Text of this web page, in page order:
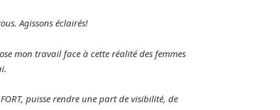
Agissons éclairés!
mon travail face à cette réalité des femmes
puisse rendre une part de visibilité, de